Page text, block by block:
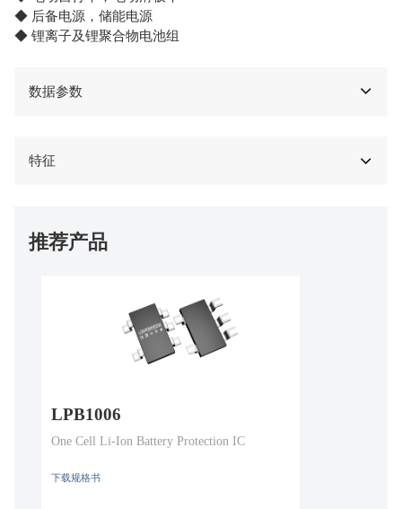
◆ 后备电源，储能电源
◆ 锂离子及锂聚合物电池组
数据参数
特征
推荐产品
LPB1006
One Cell Li-Ion Battery Protection IC
下载规格书